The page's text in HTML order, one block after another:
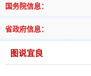
国务院信息：
省政府信息：
图说宜良